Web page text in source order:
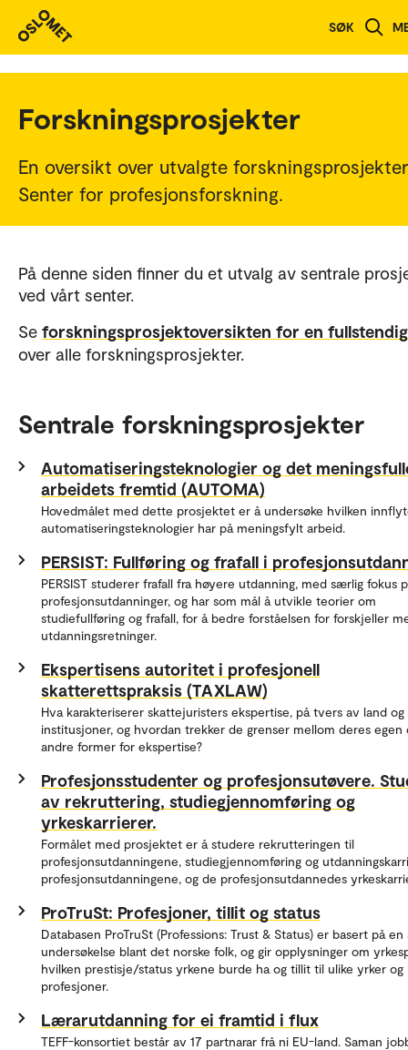
SØK
Forskningsprosjekter
En oversikt over utvalgte
Senter for profesjonsforskning.
På denne siden finner du et utvalg av sentrale
ved vårt senter.
Se forskningsprosjektoversikten for en
over alle forskningsprosjekter.
Sentrale forskningsprosjekter
Automatiseringsteknologier og det
arbeidets fremtid (AUTOMA)
Hovedmålet med dette prosjektet er å undersøke hvilken
automatiseringsteknologier har på meningsfylt arbeid.
PERSIST: Fullføring og frafall i
PERSIST studerer frafall fra høyere utdanning, med særlig fokus
profesjonsutdanninger, og har som mål å utvikle teorier om
studiefullføring og frafall, for å bedre forståelsen for forskjeller
utdanningsretninger.
Ekspertisens autoritet i profesjonell
skatterettspraksis (TAXLAW)
Hva karakteriserer skattejuristers ekspertise, på tvers av land og
institusjoner, og hvordan trekker de grenser mellom deres egen
andre former for ekspertise?
Profesjonsstudenter og profesjonsutøvere.
av rekruttering, studiegjennomføring og
yrkeskarrierer.
Formålet med prosjektet er å studere rekrutteringen til
profesjonsutdanningene, studiegjennomføring og
profesjonsutdanningene, og de profesjonsutdannedes
ProTruSt: Profesjoner, tillit og status
Databasen ProTruSt (Professions: Trust & Status) er basert på en
undersøkelse blant det norske folk, og gir opplysninger om
hvilken prestisje/status yrkene burde ha og tillit til ulike yrker og
profesjoner.
Lærarutdanning for ei framtid i flux
TEFF-konsortiet består av 17 partnarar frå ni EU-land. Saman